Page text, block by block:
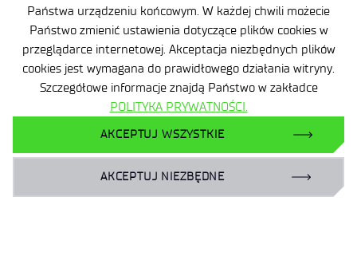
Państwa urządzeniu końcowym. W każdej chwili możecie
Państwo zmienić ustawienia dotyczące plików cookies w
przeglądarce internetowej. Akceptacja niezbędnych plików
cookies jest wymagana do prawidłowego działania witryny.
Szczegółowe informacje znajdą Państwo w zakładce
POLITYKA PRYWATNOŚCI.
AKCEPTUJ WSZYSTKIE
AKCEPTUJ NIEZBĘDNE
Deklaracja dostępności
Polityka prywatności